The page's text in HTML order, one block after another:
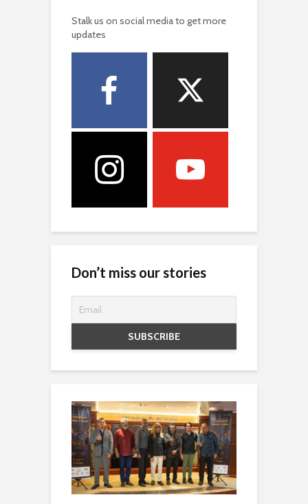
Stalk us on social media to get more
updates
Don’t miss our stories